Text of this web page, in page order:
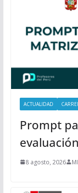
a
ACTUALIDAD
Prompt
evaluación
8 agosto, 2026